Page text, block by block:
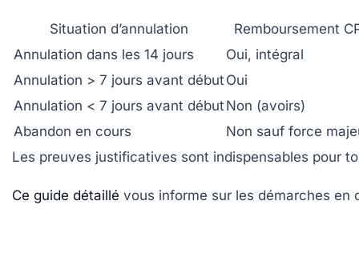
Situation d’annulation
Remboursement
Annulation dans les 14 jours
Oui, intégral
Annulation > 7 jours avant début Oui
Annulation < 7 jours avant début Non (avoirs)
Abandon en cours
Non sauf force
Les preuves justificatives sont indispensables pour
Ce guide détaillé vous informe sur les démarches en